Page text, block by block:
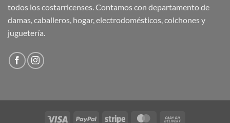
todos los costarricenses. Contamos con departamento de
damas, caballeros, hogar, electrodomésticos, colchones y
juguetería.
Visa PayPal Stripe MasterCard